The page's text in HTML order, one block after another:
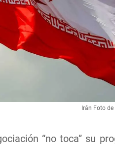
“no toca” su
Irán Foto